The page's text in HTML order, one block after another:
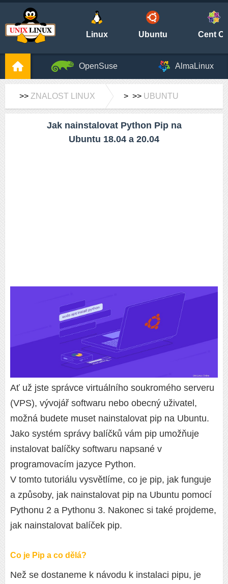
Linux Ubuntu Cent
OpenSuse AlmaLinux
>> ZNALOST LINUX > >> UBUNTU
Jak nainstalovat Python Pip na
Ubuntu 18.04 a 20.04
Ať už jste správce virtuálního soukromého serveru
(VPS), vývojář softwaru nebo obecný uživatel,
možná budete muset nainstalovat pip na Ubuntu.
Jako systém správy balíčků vám pip umožňuje
instalovat balíčky softwaru napsané v
programovacím jazyce Python.
V tomto tutoriálu vysvětlíme, co je pip, jak funguje
a způsoby, jak nainstalovat pip na Ubuntu pomocí
Pythonu 2 a Pythonu 3. Nakonec si také projdeme,
jak nainstalovat balíček pip.
Co je Pip a co dělá?
Než se dostaneme k návodu k instalaci pipu, je